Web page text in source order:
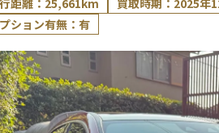
距離：25,661km
買取時期：2025年
ション有無：有